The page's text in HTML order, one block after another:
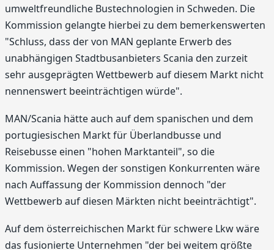
umweltfreundliche Bustechnologien in Schweden. Die
Kommission gelangte hierbei zu dem bemerkenswerten
"Schluss, dass der von MAN geplante Erwerb des
unabhängigen Stadtbusanbieters Scania den zurzeit
sehr ausgeprägten Wettbewerb auf diesem Markt nicht
nennenswert beeinträchtigen würde".
MAN/Scania hätte auch auf dem spanischen und dem
portugiesischen Markt für Überlandbusse und
Reisebusse einen "hohen Marktanteil", so die
Kommission. Wegen der sonstigen Konkurrenten wäre
nach Auffassung der Kommission dennoch "der
Wettbewerb auf diesen Märkten nicht beeinträchtigt".
Auf dem österreichischen Markt für schwere Lkw wäre
das fusionierte Unternehmen "der bei weitem größte